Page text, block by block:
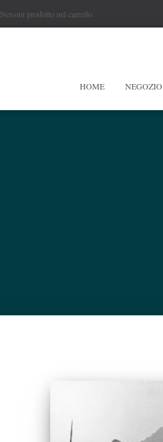
Nessun prodotto nel carrello.
HOME NEGOZIO